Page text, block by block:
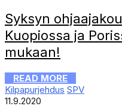
Syksyn
Kuopiossa ja
mukaan!
READ MORE
Kilpapurjehdus SPV
11.9.2020